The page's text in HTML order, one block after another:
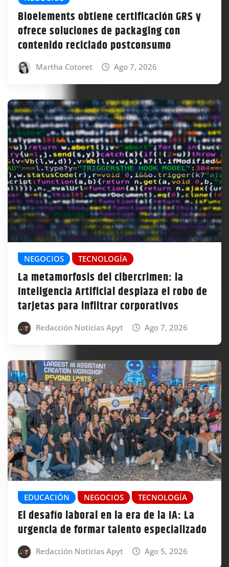
Bioelements obtiene certificación GRS y
ofrece soluciones de packaging con
contenido reciclado postconsumo
Martha Cotoret Ago 7, 2026
NEGOCIOS TECNOLOGÍA
La metamorfosis del cibercrimen: la
Inteligencia Artificial desplaza el robo de
tarjetas para infiltrar corporativos
Redacción Noticias Apyt Ago 7, 2026
EDUCACIÓN NEGOCIOS TECNOLOGÍA
El desafío laboral en la era de la IA: La
urgencia de formar talento especializado
Redacción Noticias Apyt Ago 5, 2026